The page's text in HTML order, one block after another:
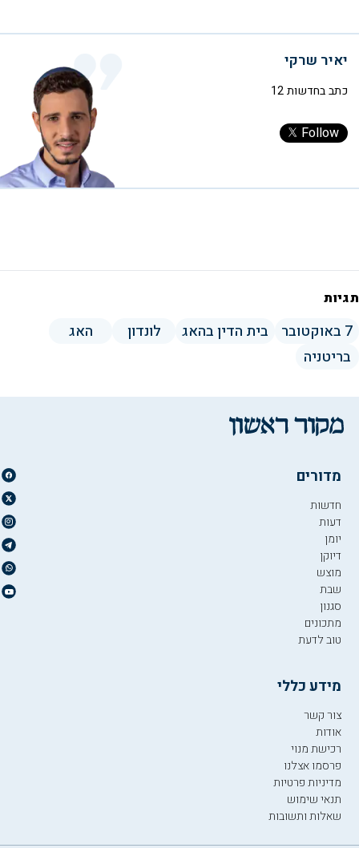
יאיר שרקי
כתב בחדשות 12
Follow
תגיות
7 באוקטובר בית הדין בהאג לונדון
האג
בריטניה
מדורים
חדשות
דעות
יומן
דיוקן
מוצש
שבת
סגנון
מתכונים
טוב לדעת
מידע כללי
צור קשר
אודות
רכישת מנוי
פרסמו אצלנו
מדיניות פרטיות
תנאי שימוש
שאלות ותשובות